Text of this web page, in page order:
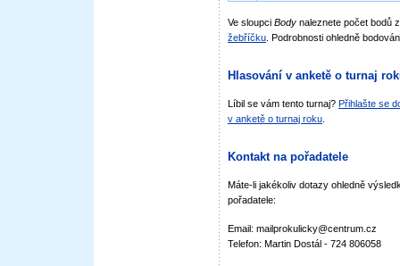
Ve sloupci Body naleznete počet bodů
žebříčku . Podrobnosti ohledně
Hlasování v anketě o turnaj
Líbil se vám tento turnaj? Přihlašte se
v anketě o turnaj roku
Kontakt na pořadatele
Máte-li jakékoliv dotazy ohledně
pořadatele:
Email: mailprokulicky@centrum.cz
Telefon: Martin Dostál - 724 806058